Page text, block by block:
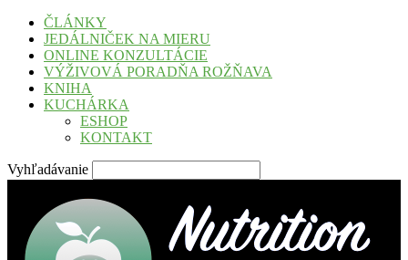
ČLÁNKY
JEDÁLNIČEK NA MIERU
ONLINE KONZULTÁCIE
VÝŽIVOVÁ PORADŇA ROŽŇAVA
KNIHA
KUCHÁRKA
ESHOP
KONTAKT
Vyhľadávanie